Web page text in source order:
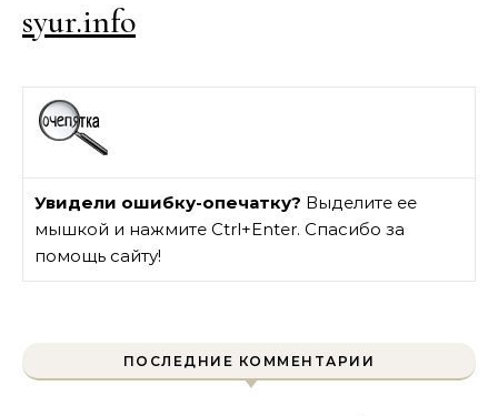
syur.info
Увидели ошибку-опечатку? Выделите ее
мышкой и нажмите Ctrl+Enter. Спасибо за
помощь сайту!
ПОСЛЕДНИЕ КОММЕНТАРИИ